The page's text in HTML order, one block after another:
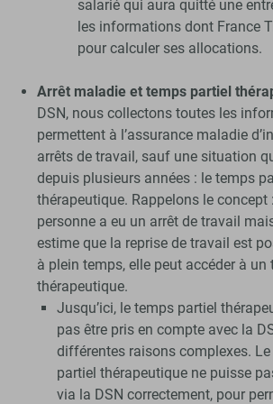
salarié qui aura quitté une
les informations dont France
pour calculer ses allocations.
Arrêt maladie et temps partiel
DSN, nous collectons toutes les
permettent à l’assurance maladie
arrêts de travail, sauf une situation
depuis plusieurs années : le temps
thérapeutique. Rappelons le concept
personne a eu un arrêt de travail
estime que la reprise de travail est
à plein temps, elle peut accéder à un
thérapeutique.
Jusqu’ici, le temps partiel
pas être pris en compte avec la
différentes raisons complexes.
partiel thérapeutique ne puisse
via la DSN correctement, pour